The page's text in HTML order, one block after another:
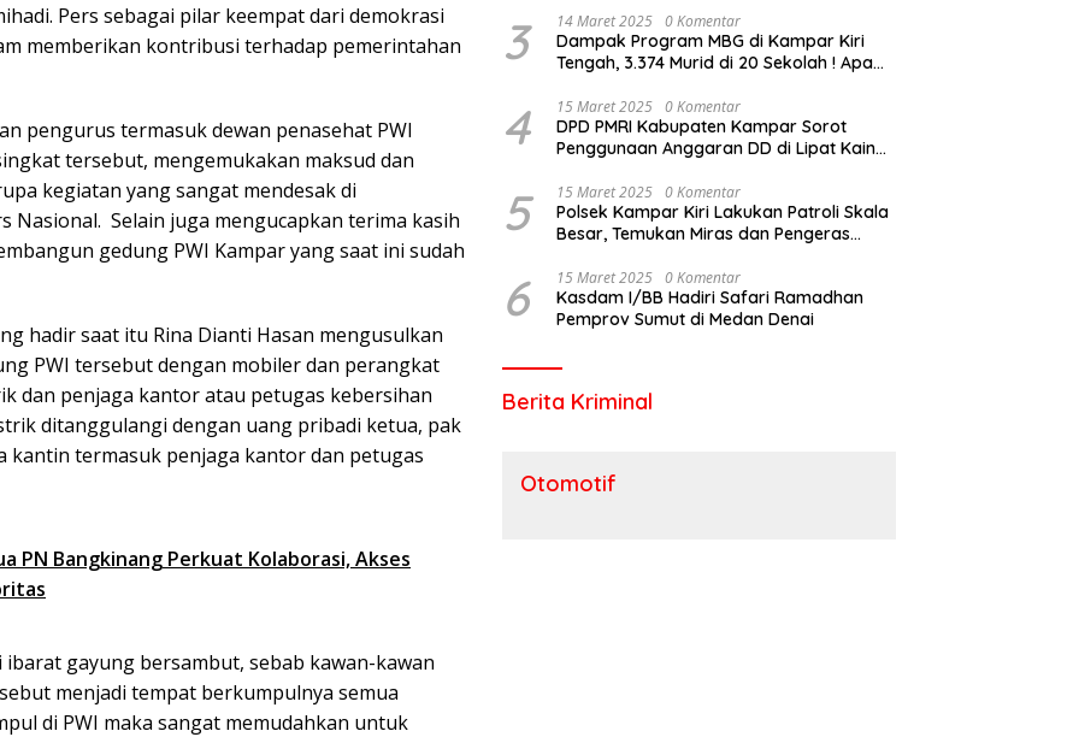
Pers sebagai pilar keempat dari demokrasi
memberikan kontribusi terhadap pemerintahan
pengurus termasuk dewan penasehat PWI
tersebut, mengemukakan maksud dan
kegiatan yang sangat mendesak di
Nasional. Selain juga mengucapkan terima kasih
gedung PWI Kampar yang saat ini sudah
hadir saat itu Rina Dianti Hasan mengusulkan
PWI tersebut dengan mobiler dan perangkat
dan penjaga kantor atau petugas kebersihan
ditanggulangi dengan uang pribadi ketua, pak
kantin termasuk penjaga kantor dan petugas
PN Bangkinang Perkuat Kolaborasi, Akses
gayung bersambut, sebab kawan-kawan
menjadi tempat berkumpulnya semua
di PWI maka sangat memudahkan untuk
3 14 Maret 2025 0 Komentar
Dampak Program MBG di Kampar Kiri
Tengah, 3.374 Murid di 20 Sekolah ! Apa
4 15 Maret 2025 0 Komentar
DPD PMRI Kabupaten Kampar Sorot
Penggunaan Anggaran DD di Lipat Kain
5 15 Maret 2025 0 Komentar
Polsek Kampar Kiri Lakukan Patroli Skala
Besar, Temukan Miras dan Pengeras
6 15 Maret 2025 0 Komentar
Kasdam I/BB Hadiri Safari Ramadhan
Pemprov Sumut di Medan Denai
Berita Kriminal
Otomotif